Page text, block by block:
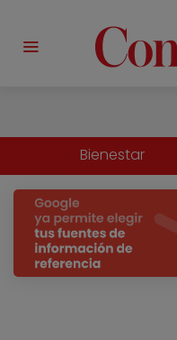
Bienestar